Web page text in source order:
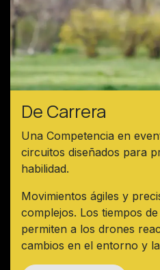
De Carrera
Una Competencia en
circuitos diseñados para
habilidad.
Movimientos ágiles y
complejos. Los tiempos
permiten a los drones
cambios en el entorno y